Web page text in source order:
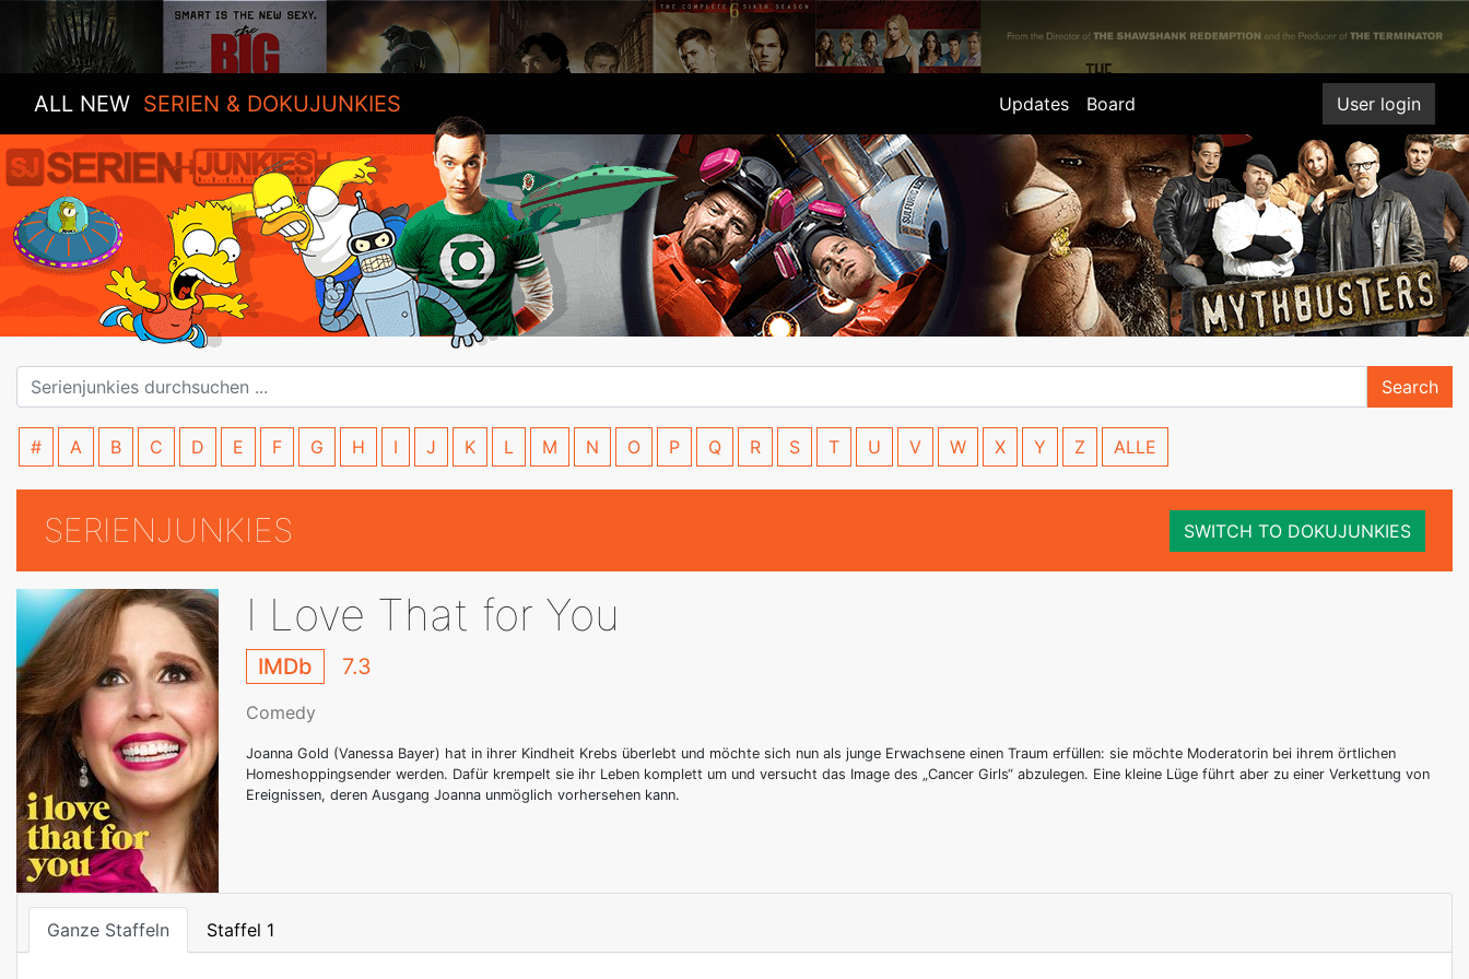
ALL NEW SERIEN & DOKUJUNKIES Updates Board User login
Search
# A B C D E F G H I J K L M N O P Q R S T U V W X Y Z ALLE
SERIENJUNKIES SWITCH TO DOKUJUNKIES
I Love That for You
IMDb 7.3
Comedy
Joanna Gold (Vanessa Bayer) hat in ihrer Kindheit Krebs überlebt und möchte sich nun als junge Erwachsene einen Traum erfüllen: sie möchte Moderatorin bei ihrem örtlichen
Homeshoppingsender werden. Dafür krempelt sie ihr Leben komplett um und versucht das Image des „Cancer Girls“ abzulegen. Eine kleine Lüge führt aber zu einer Verkettung von
Ereignissen, deren Ausgang Joanna unmöglich vorhersehen kann.
Ganze Staffeln Staffel 1